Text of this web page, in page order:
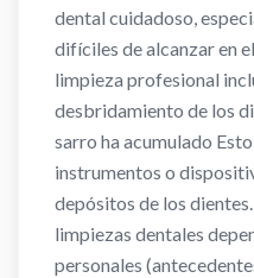
dental cuidadoso,
difíciles de alcanzar en
limpieza profesional
desbridamiento de los
sarro ha acumulado
instrumentos o
depósitos de los
limpiezas dentales
personales